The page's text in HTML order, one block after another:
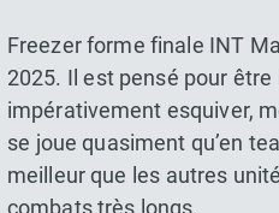
Freezer forme finale INT
2025. Il est pensé pour
impérativement esquiver,
se joue quasiment qu’en
meilleur que les autres
combats très longs.